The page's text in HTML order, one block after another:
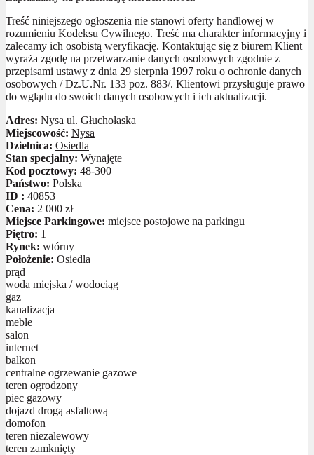
Treść niniejszego ogłoszenia nie stanowi oferty handlowej w
rozumieniu Kodeksu Cywilnego. Treść ma charakter informacyjny i
zalecamy ich osobistą weryfikację. Kontaktując się z biurem Klient
wyraża zgodę na przetwarzanie danych osobowych zgodnie z
przepisami ustawy z dnia 29 sierpnia 1997 roku o ochronie danych
osobowych / Dz.U.Nr. 133 poz. 883/. Klientowi przysługuje prawo
do wglądu do swoich danych osobowych i ich aktualizacji.
Adres: Nysa ul. Głuchołaska
Miejscowość: Nysa
Dzielnica: Osiedla
Stan specjalny: Wynajęte
Kod pocztowy: 48-300
Państwo: Polska
ID : 40853
Cena: 2 000 zł
Miejsce Parkingowe: miejsce postojowe na parkingu
Piętro: 1
Rynek: wtórny
Położenie: Osiedla
prąd
woda miejska / wodociąg
gaz
kanalizacja
meble
salon
internet
balkon
centralne ogrzewanie gazowe
teren ogrodzony
piec gazowy
dojazd drogą asfaltową
domofon
teren niezalewowy
teren zamknięty